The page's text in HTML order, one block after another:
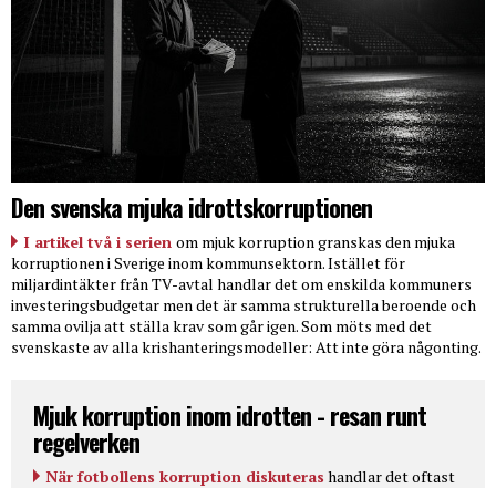
Den svenska mjuka idrottskorruptionen
I artikel två i serien om mjuk korruption granskas den mjuka
korruptionen i Sverige inom kommunsektorn. Istället för
miljardintäkter från TV-avtal handlar det om enskilda kommuners
investeringsbudgetar men det är samma strukturella beroende och
samma ovilja att ställa krav som går igen. Som möts med det
svenskaste av alla krishanteringsmodeller: Att inte göra någonting.
Mjuk korruption inom idrotten - resan runt
regelverken
När fotbollens korruption diskuteras handlar det oftast